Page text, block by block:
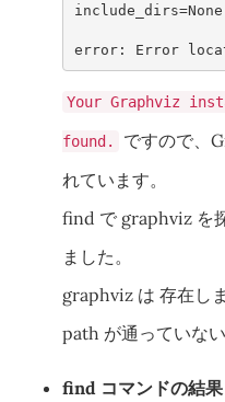
include_dirs=None
error: Error
Your Graphviz
found.
ですので、
れています。
find で graphviz を
ました。
graphviz は 存在し
path が通っていない
find コマンドの結果